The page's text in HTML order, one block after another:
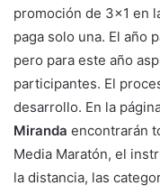
promoción de 3×1 en
paga solo una. El año
pero para este año
participantes. El
desarrollo. En la
Miranda encontrarán
Media Maratón, el
la distancia, las